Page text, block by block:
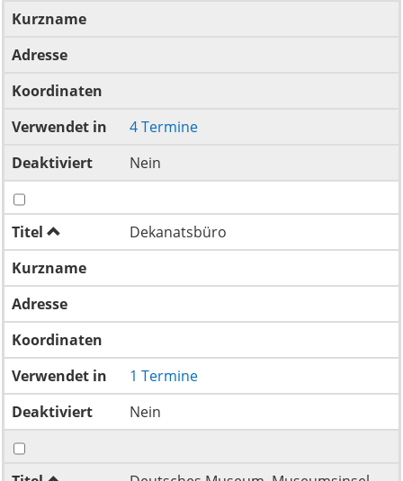
Kurzname
Adresse
Koordinaten
Verwendet in
4 Termine
Deaktiviert
Nein
Titel
Dekanatsbüro
Kurzname
Adresse
Koordinaten
Verwendet in
1 Termine
Deaktiviert
Nein